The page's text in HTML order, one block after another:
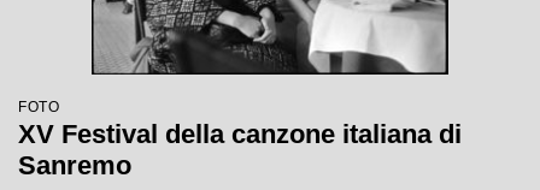
FOTO
XV Festival della canzone italiana di
Sanremo